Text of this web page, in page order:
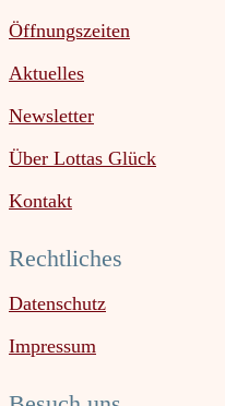
Öffnungszeiten
Aktuelles
Newsletter
Über Lottas Glück
Kontakt
Rechtliches
Datenschutz
Impressum